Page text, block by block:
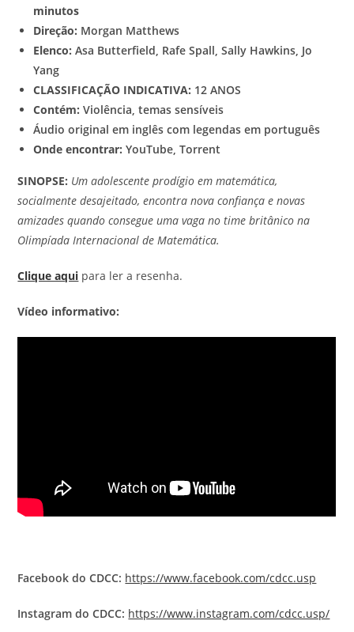
minutos
Direção: Morgan Matthews
Elenco:Asa Butterfield, Rafe Spall, Sally Hawkins, Jo
Yang
CLASSIFICAÇÃO INDICATIVA: 12 ANOS
Contém:Violência, temas sensíveis
Áudio original em inglês com legendas em português
Onde encontrar:YouTube, Torrent
SINOPSE: Um adolescente prodígio em matemática,
socialmente desajeitado, encontra nova confiança e novas
amizades quando consegue uma vaga no time britânico na
Olimpíada Internacional de Matemática.
Clique aqui para ler a resenha.
Vídeo informativo:
Facebook do CDCC: https://www.facebook.com/cdcc.usp
Instagram do CDCC: https://www.instagram.com/cdcc.usp/